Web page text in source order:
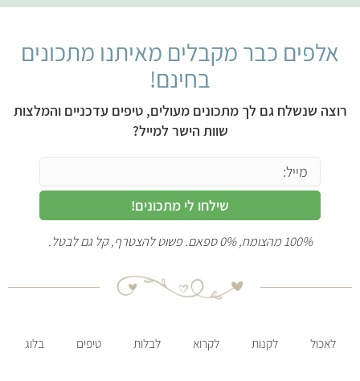
אלפים כבר מקבלים מאיתנו מתכונים
בחינם!
רוצה שנשלח גם לך מתכונים מעולים, טיפים עדכניים והמלצות
שוות הישר למייל?
שילחו לי מתכונים!
100% מהצומח, 0% ספאם. פשוט להצטרף, קל גם לבטל.
לאכול לקנות לקרוא לבלות טיפים בלוג